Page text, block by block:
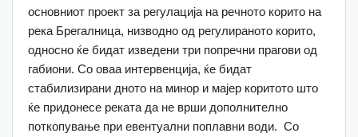
основниот проект за регулација на речното корито на
река Брегалница, низводно од регулираното корито,
односно ќе бидат изведени три попречни прагови од
габиони. Со оваа интервенција, ќе бидат
стабилизирани дното на минор и мајер коритото што
ќе придонесе реката да не врши дополнително
поткопување при евентуални поплавни води. Со